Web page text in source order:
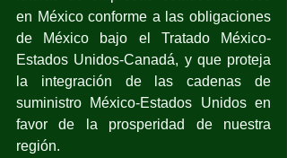
en México conforme a las obligaciones
de México bajo el Tratado México-
Estados Unidos-Canadá, y que proteja
la integración de las cadenas de
suministro México-Estados Unidos en
favor de la prosperidad de nuestra
región.